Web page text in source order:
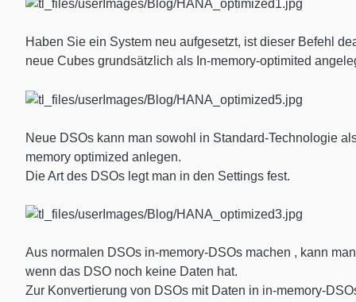
Haben Sie ein System neu aufgesetzt, ist dieser Befehl
neue Cubes grundsätzlich als In-memory-optimited
Neue DSOs kann man sowohl in Standard-Technologie
memory optimized anlegen.
Die Art des DSOs legt man in den Settings fest.
Aus normalen DSOs in-memory-DSOs machen , kann
wenn das DSO noch keine Daten hat.
Zur Konvertierung von DSOs mit Daten in in-memory-